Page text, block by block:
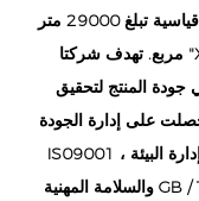
الشركة 32000 متر مربع ، مع ورشة عمل قياسية تبلغ 29000 متر
مربع. تهدف شركتا "Xingda" و "Borui" إلى العلامات التجارية
المنتج لتحقيق
على إدارة الجودة
IS09001 ، وإدارة البيئة ISO14001 ، وشهادة نظام إدارة الصحة
والسلامة المهنية GB / T20081-2001، ولديها معدات اختبار جودة